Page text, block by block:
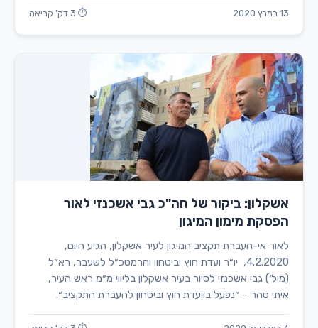
13 במרץ 2020 ⏱ 3 דק' קריאה
אשקלון: ביקור של חה"כ גבי אשכנזי לאור
הפסקת מימון המיגון
לאור אי-העברת תקציב המיגון לעיר אשקלון, הגיע היום,
4.2.2020, יו״ר ועדת חוץ וביטחון והרמטכ״ל לשעבר, רא״ל
(מיל׳) גבי אשכנזי לסיור בעיר אשקלון בליווי מ״מ ראש העיר,
איתי סהר – ״נפעל בוועדת חוץ וביטחון להעברת התקציב״.